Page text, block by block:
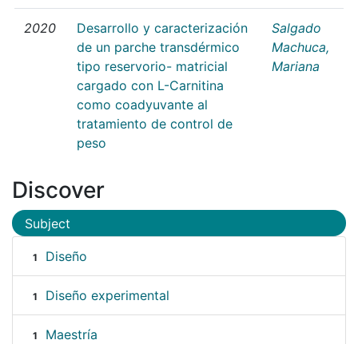
2020
Desarrollo y caracterización
de un parche transdérmico
tipo reservorio- matricial
cargado con L-Carnitina
como coadyuvante al
tratamiento de control de
peso
Salgado
Machuca,
Mariana
Discover
Subject
1 Diseño
1 Diseño experimental
1 Maestría